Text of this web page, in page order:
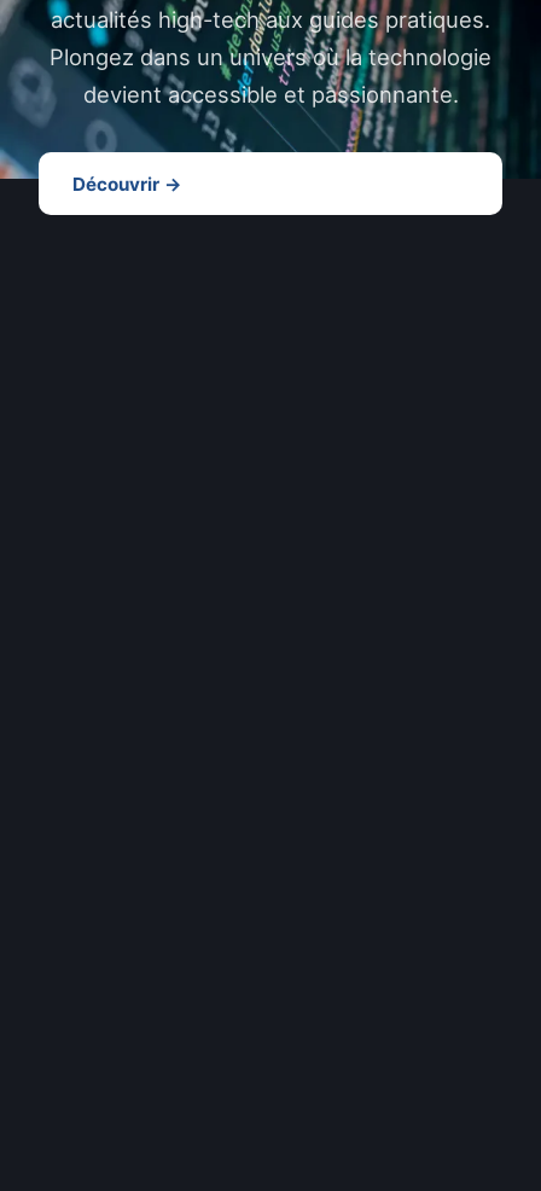
actualités high-tech aux guides pratiques.
Plongez dans un univers où la technologie
devient accessible et passionnante.
Découvrir →